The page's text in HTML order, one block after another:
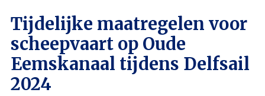
Tijdelijke maatregelen voor
scheepvaart op Oude
Eemskanaal tijdens Delfsail
2024